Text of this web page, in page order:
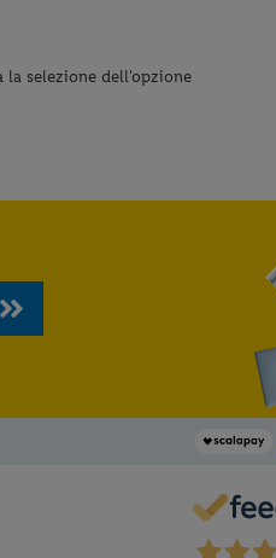
la selezione dell'opzione